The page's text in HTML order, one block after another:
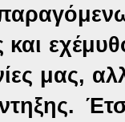
και
μας,